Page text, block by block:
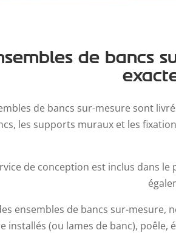
de bancs
de bancs sur-mesure sont
les supports muraux et les
de conception est inclus dans
ensembles de bancs sur-
installés (ou lames de banc), poêle,